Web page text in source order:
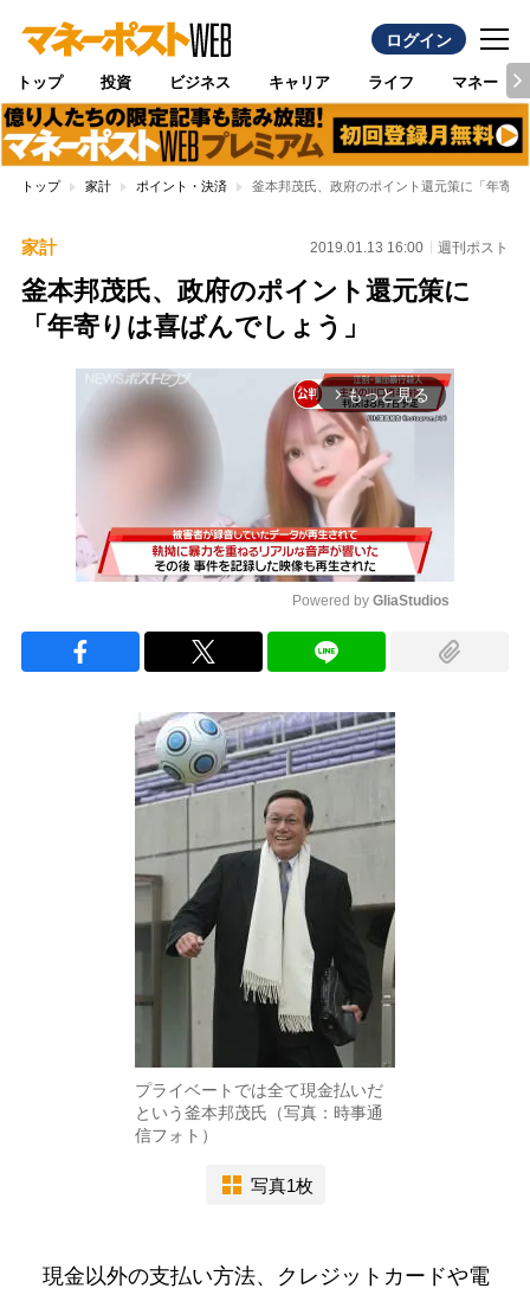
ログイン
トップ 投資 ビジネス キャリア ライフ マネー
トップ 家計 ポイント・決済 釜本邦茂氏、政府のポイント還元策に「年寄り
家計 2019.01.13 16:00 週刊ポスト
釜本邦茂氏、政府のポイント還元策に
「年寄りは喜ばんでしょう」
arrow_forward_ios もっと見る
Powered by GliaStudios
プライベートでは全て現金払いだ
という釜本邦茂氏（写真：時事通
信フォト）
写真1枚
現金以外の支払い方法、クレジットカードや電